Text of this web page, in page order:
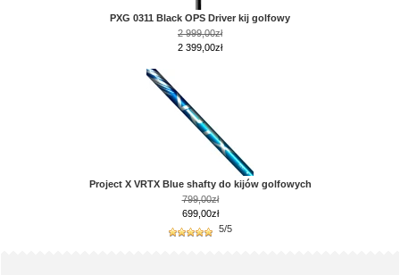
PXG 0311 Black OPS Driver kij golfowy
2 999,00zł
2 399,00zł
Project X VRTX Blue shafty do kijów golfowych
799,00zł
699,00zł
5/5